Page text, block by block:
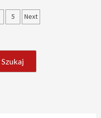
5 Next
Szukaj